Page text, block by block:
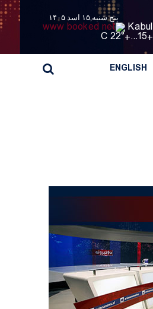
پنج شنبه,۱۵ اسد ۱۴۰۵
Kabul
+
15...
+
22° C
ENGLISH